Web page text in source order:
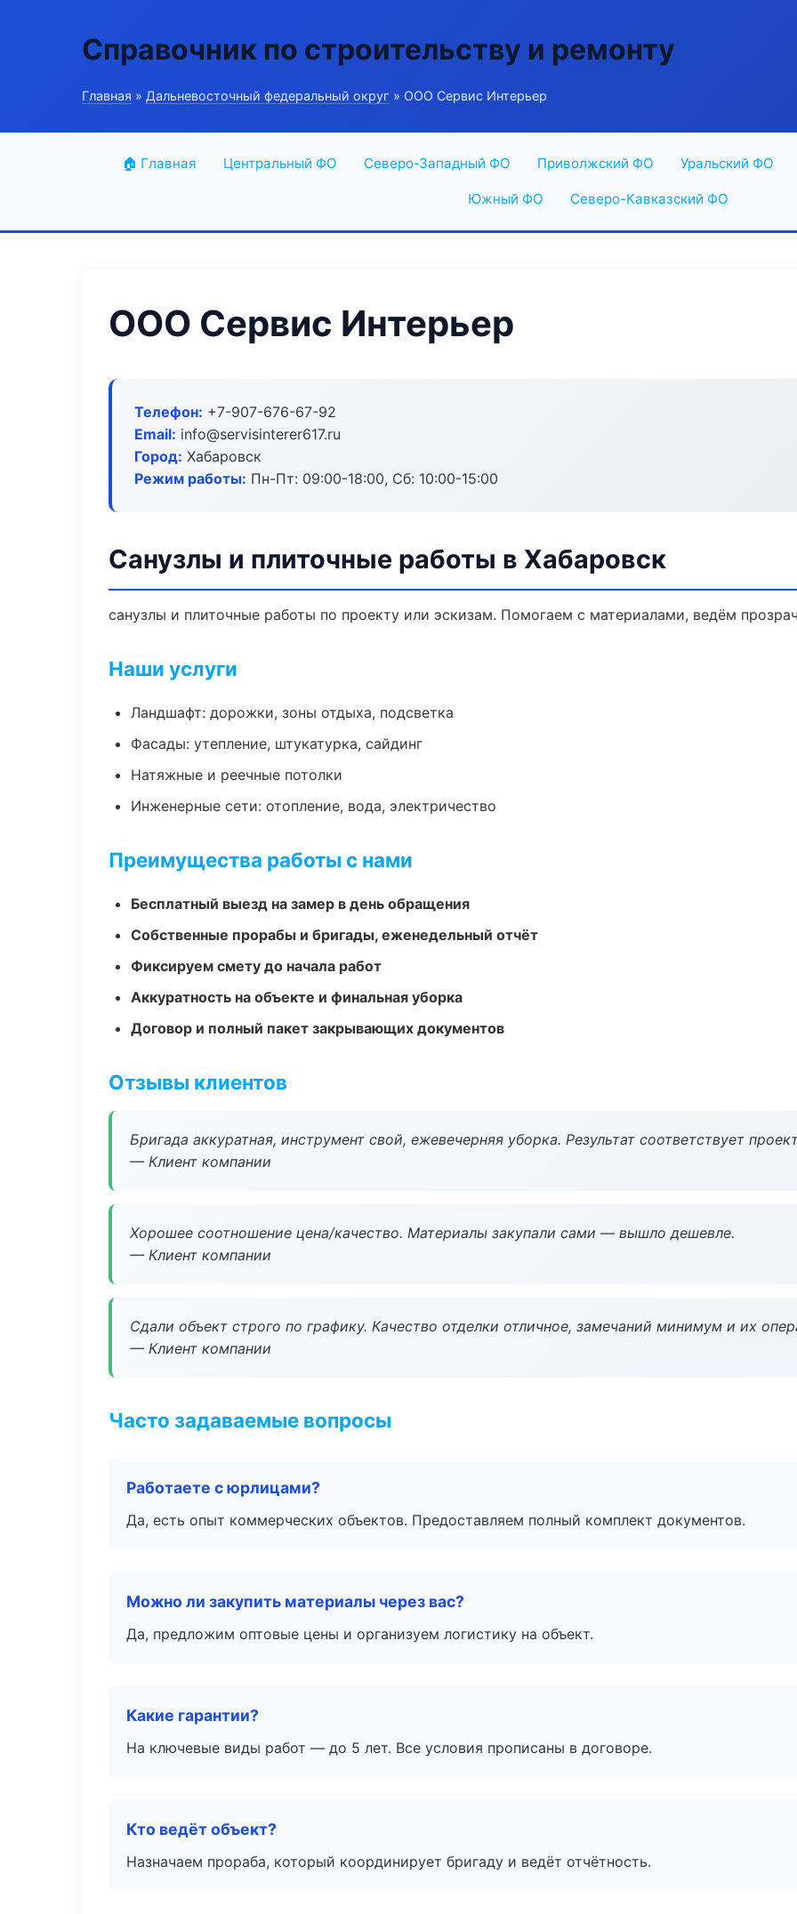
Справочник по строительству и ремонту
Главная » Дальневосточный федеральный округ » ООО Сервис Интерьер
🏠 Главная Центральный ФО Северо-Западный ФО Приволжский ФО Уральский ФО
Южный ФО Северо-Кавказский ФО
ООО Сервис Интерьер
Телефон: +7-907-676-67-92
Email: info@servisinterer617.ru
Город: Хабаровск
Режим работы: Пн-Пт: 09:00-18:00, Сб: 10:00-15:00
Санузлы и плиточные работы в Хабаровск
санузлы и плиточные работы по проекту или эскизам. Помогаем с материалами, ведём
Наши услуги
Ландшафт: дорожки, зоны отдыха, подсветка
Фасады: утепление, штукатурка, сайдинг
Натяжные и реечные потолки
Инженерные сети: отопление, вода, электричество
Преимущества работы с нами
Бесплатный выезд на замер в день обращения
Собственные прорабы и бригады, еженедельный отчёт
Фиксируем смету до начала работ
Аккуратность на объекте и финальная уборка
Договор и полный пакет закрывающих документов
Отзывы клиентов
Бригада аккуратная, инструмент свой, ежевечерняя уборка. Результат соответствует
— Клиент компании
Хорошее соотношение цена/качество. Материалы закупали сами — вышло дешевле.
— Клиент компании
Сдали объект строго по графику. Качество отделки отличное, замечаний минимум и их
— Клиент компании
Часто задаваемые вопросы
Работаете с юрлицами?
Да, есть опыт коммерческих объектов. Предоставляем полный комплект документов.
Можно ли закупить материалы через вас?
Да, предложим оптовые цены и организуем логистику на объект.
Какие гарантии?
На ключевые виды работ — до 5 лет. Все условия прописаны в договоре.
Кто ведёт объект?
Назначаем прораба, который координирует бригаду и ведёт отчётность.